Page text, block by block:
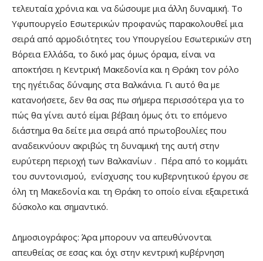
τελευταία χρόνια και να δώσουμε μια άλλη δυναμική. Το
Υφυπουργείο Εσωτερικών προφανώς παρακολουθεί μια
σειρά από αρμοδιότητες του Υπουργείου Εσωτερικών στη
Βόρεια Ελλάδα, το δικό μας όμως όραμα, είναι να
αποκτήσει η Κεντρική Μακεδονία και η Θράκη τον ρόλο
της ηγέτιδας δύναμης στα Βαλκάνια. Γι αυτό θα με
κατανοήσετε, δεν θα σας πω σήμερα περισσότερα για το
πώς θα γίνει αυτό είμαι βέβαιη όμως ότι το επόμενο
διάστημα θα δείτε μια σειρά από πρωτοβουλίες που
αναδεικνύουν ακριβώς τη δυναμική της αυτή στην
ευρύτερη περιοχή των Βαλκανίων . Πέρα από το κομμάτι
του συντονισμού, ενίσχυσης του κυβερνητικού έργου σε
όλη τη Μακεδονία και τη Θράκη το οποίο είναι εξαιρετικά
δύσκολο και σημαντικό.
Δημοσιογράφος: Άρα μπορουν να απευθύνονται
απευθείας σε εσας και όχι στην κεντρική κυβέρνηση